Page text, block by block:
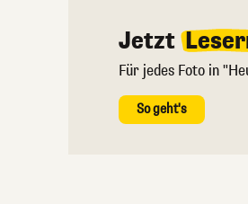
Jetzt
Für jedes Foto in
So geht's